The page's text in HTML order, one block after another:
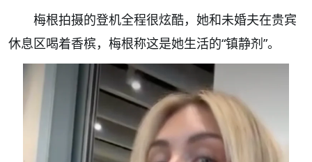
梅根拍摄的登机全程很炫酷，她和未婚夫在贵宾
休息区喝着香槟，梅根称这是她生活的“镇静剂”。